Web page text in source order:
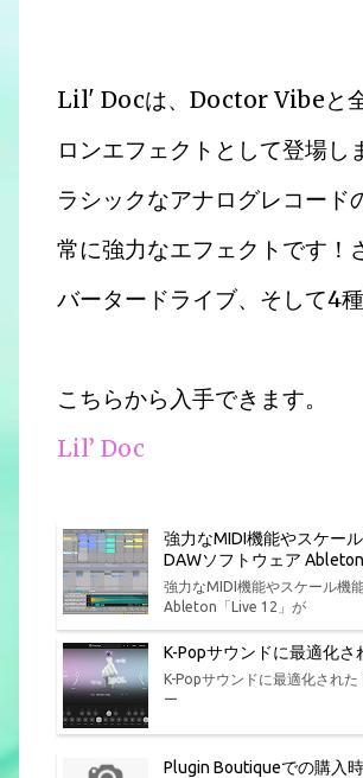
Lil' Docは、Doctor Vibeと全
ロンエフェクトとして登場
ラシックなアナログレコー
常に強力なエフェクトです！
バータードライブ、そして4
こちらから入手できます。
Lil’ Doc
強力なMIDI機能やスケー
DAWソフトウェア
強力なMIDI機能やスケール機
Ableton「Live 12」が
K-Popサウンドに最適化さ
K-Popサウンドに最適化され
ー
Plugin Boutiqueでの購入